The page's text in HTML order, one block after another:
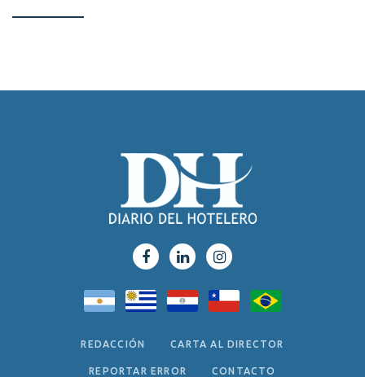
REDACCIÓN CARTA AL DIRECTOR
REPORTAR ERROR CONTACTO